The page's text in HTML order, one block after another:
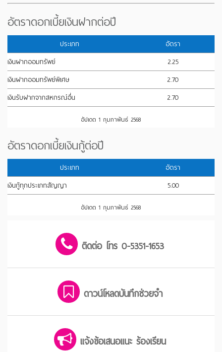
อัตราดอกเบี้ยเงินฝากต่อปี
ประเภท
อัตรา
เงินฝากออมทรัพย์
2.25
เงินฝากออมทรัพย์พิเศษ
2.70
เงินรับฝากจากสหกรณ์อื่น
2.70
อัปเดต 1 กุมภาพันธ์ 2568
อัตราดอกเบี้ยเงินกู้ต่อปี
ประเภท
อัตรา
เงินกู้ทุกประเภทสัญญา
5.00
อัปเดต 1 กุมภาพันธ์ 2568
ติดต่อ โทร 0-5351-1653
ดาวน์โหลดบันทึกช่วยจำ
แจ้งข้อเสนอแนะ ร้องเรียน